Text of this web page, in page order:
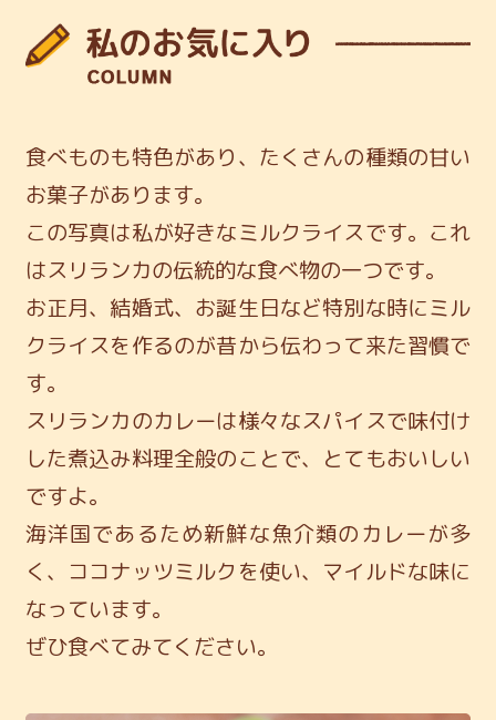
食べものも特色があり、たくさんの種類の甘い
お菓子があります。
この写真は私が好きなミルクライスです。 これ
はスリランカの伝統的な食べ物の一つです。
お正月、結婚式、お誕生日など特別な時にミル
クライスを作るのが昔から伝わって来た習慣で
す。
スリランカのカレーは様々なスパイスで味付け
した煮込み料理全般のことで、 とてもおいしい
ですよ。
海洋国であるため新鮮な魚介類のカレーが多
く、 ココナッツミルクを使い、マイルドな味に
なっています。
ぜひ食べてみてください。